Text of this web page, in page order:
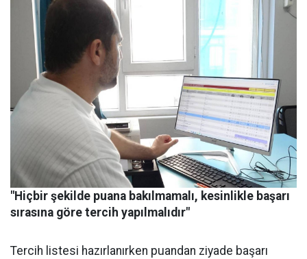
"Hiçbir şekilde puana bakılmamalı, kesinlikle başarı
sırasına göre tercih yapılmalıdır"
Tercih listesi hazırlanırken puandan ziyade başarı